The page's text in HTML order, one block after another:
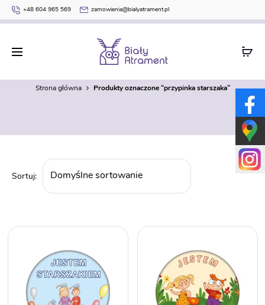
+48 604 965 569 zamowienia@bialyatrament.pl
przypinka starszaka
Strona główna Produkty oznaczone “przypinka starszaka”